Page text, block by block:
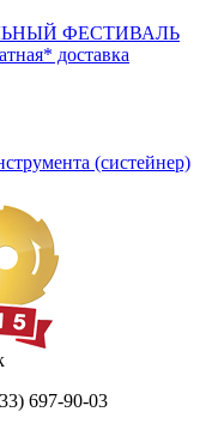
ФЕСТИВАЛЬ
доставка
(систейнер)
697-90-03